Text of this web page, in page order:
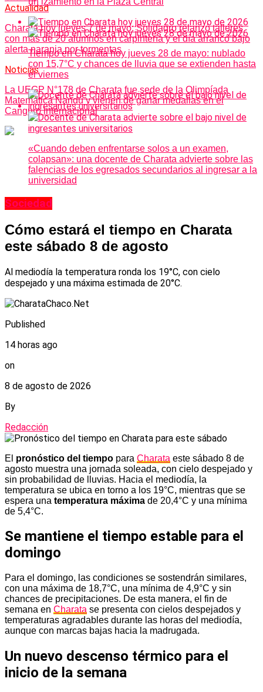
Actualidad
Charata hoy jueves 7 de mayo: Solidagro relanzó talleres
con más de 20 alumnos en carpintería y el día arrancó bajo
alerta naranja por tormentas
Noticias
La UEGP N°178 de Charata fue sede de la Olimpíada
Matemática Ñandú y vienen de ganar medallas en el
Canguro internacional
Tiempo en Charata hoy jueves 28 de mayo: nublado
con 15,7°C y chances de lluvia que se extienden hasta
el viernes
«Cuando deben enfrentarse solos a un examen,
colapsan»: una docente de Charata advierte sobre las
falencias de los egresados secundarios al ingresar a la
universidad
Sociedad
Cómo estará el tiempo en Charata
este sábado 8 de agosto
Al mediodía la temperatura ronda los 19°C, con cielo
despejado y una máxima estimada de 20°C.
Published
14 horas ago
on
8 de agosto de 2026
By
Redacción
El pronóstico del tiempo para Charata este sábado 8 de
agosto muestra una jornada soleada, con cielo despejado y
sin probabilidad de lluvias. Hacia el mediodía, la
temperatura se ubica en torno a los 19°C, mientras que se
espera una temperatura máxima de 20,4°C y una mínima
de 5,4°C.
Se mantiene el tiempo estable para el
domingo
Para el domingo, las condiciones se sostendrán similares,
con una máxima de 18,7°C, una mínima de 4,9°C y sin
chances de precipitaciones. De esta manera, el fin de
semana en Charata se presenta con cielos despejados y
temperaturas agradables durante las horas del mediodía,
aunque con marcas bajas hacia la madrugada.
Un nuevo descenso térmico para el
inicio de la semana